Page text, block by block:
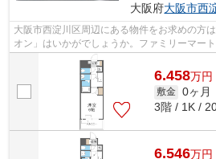
大阪府大阪市西
大阪市西淀川区周辺にある物件をお求めの方
オン」はいかがでしょうか。ファミリーマー
近場にコンビニがあるのもポイント。共...
6.458万円
敷金 0ヶ月
3階 / 1K /
6.546万円